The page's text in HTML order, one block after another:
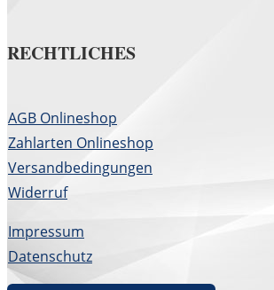
RECHTLICHES
AGB Onlineshop
Zahlarten Onlineshop
Versandbedingungen
Widerruf
Impressum
Datenschutz